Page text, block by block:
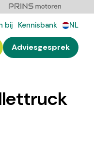
bij Kennisbank NL
Adviesgesprek